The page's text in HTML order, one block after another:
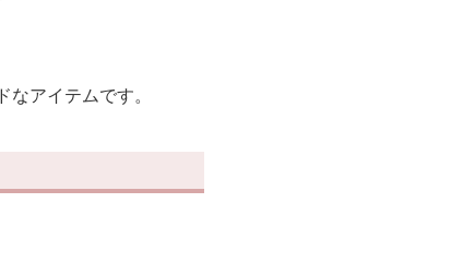
アイテムです。